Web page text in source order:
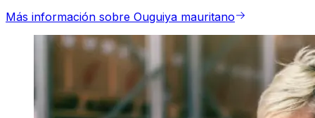
Más información sobre Ouguiya mauritano